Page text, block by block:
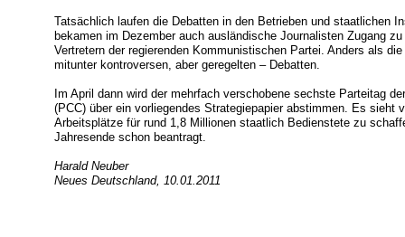
Tatsächlich laufen die Debatten in den Betrieben und staatlichen
bekamen im Dezember auch ausländische Journalisten Zugang
Vertretern der regierenden Kommunistischen Partei. Anders als
mitunter kontroversen, aber geregelten – Debatten.
Im April dann wird der mehrfach verschobene sechste Parteitag
(PCC) über ein vorliegendes Strategiepapier abstimmen. Es sieht
Arbeitsplätze für rund 1,8 Millionen staatlich Bedienstete zu
Jahresende schon beantragt.
Harald Neuber
Neues Deutschland, 10.01.2011